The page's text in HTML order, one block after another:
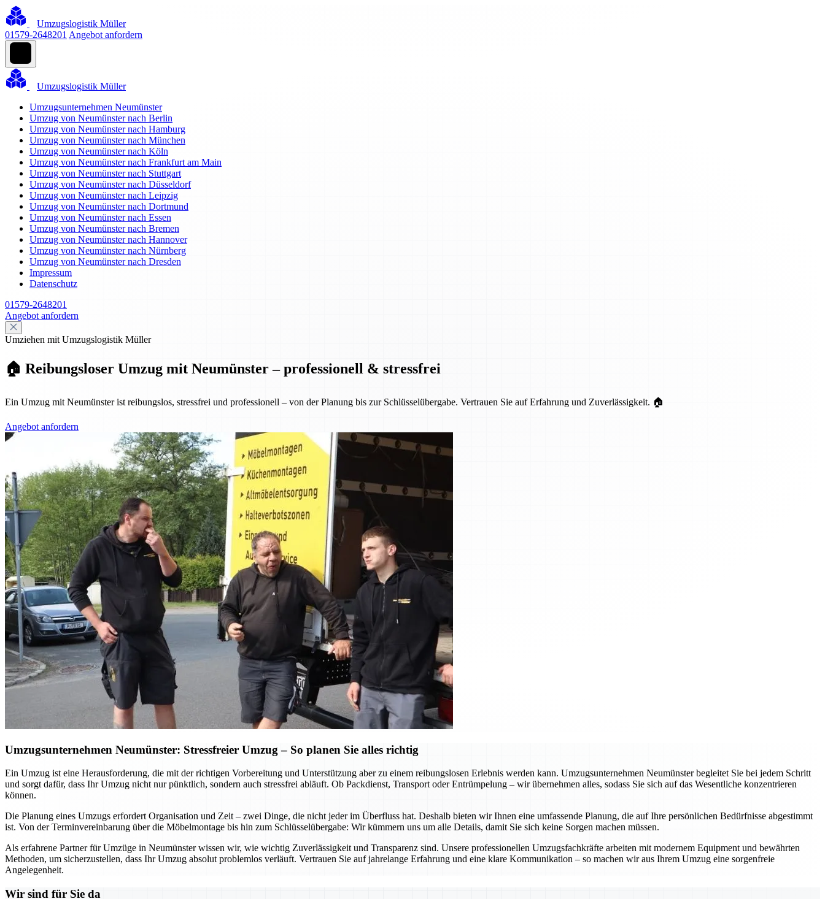
Umzugslogistik Müller
01579-2648201 Angebot anfordern
Umzugslogistik Müller
Umzugsunternehmen Neumünster
Umzug von Neumünster nach Berlin
Umzug von Neumünster nach Hamburg
Umzug von Neumünster nach München
Umzug von Neumünster nach Köln
Umzug von Neumünster nach Frankfurt am Main
Umzug von Neumünster nach Stuttgart
Umzug von Neumünster nach Düsseldorf
Umzug von Neumünster nach Leipzig
Umzug von Neumünster nach Dortmund
Umzug von Neumünster nach Essen
Umzug von Neumünster nach Bremen
Umzug von Neumünster nach Hannover
Umzug von Neumünster nach Nürnberg
Umzug von Neumünster nach Dresden
Impressum
Datenschutz
01579-2648201
Angebot anfordern
Umziehen mit Umzugslogistik Müller
🏠 Reibungsloser Umzug mit Neumünster – professionell & stressfrei
Ein Umzug mit Neumünster ist reibungslos, stressfrei und professionell – von der Planung bis zur Schlüsselübergabe. Vertrauen Sie auf Erfahrung und Zuverlässigkeit. 🏠
Angebot anfordern
Umzugsunternehmen Neumünster: Stressfreier Umzug – So planen Sie alles richtig
Ein Umzug ist eine Herausforderung, die mit der richtigen Vorbereitung und Unterstützung aber zu einem reibungslosen Erlebnis werden kann. Umzugsunternehmen Neumünster begleitet Sie bei jedem Schritt
und sorgt dafür, dass Ihr Umzug nicht nur pünktlich, sondern auch stressfrei abläuft. Ob Packdienst, Transport oder Entrümpelung – wir übernehmen alles, sodass Sie sich auf das Wesentliche konzentrieren
können.
Die Planung eines Umzugs erfordert Organisation und Zeit – zwei Dinge, die nicht jeder im Überfluss hat. Deshalb bieten wir Ihnen eine umfassende Planung, die auf Ihre persönlichen Bedürfnisse abgestimmt
ist. Von der Terminvereinbarung über die Möbelmontage bis hin zum Schlüsselübergabe: Wir kümmern uns um alle Details, damit Sie sich keine Sorgen machen müssen.
Als erfahrene Partner für Umzüge in Neumünster wissen wir, wie wichtig Zuverlässigkeit und Transparenz sind. Unsere professionellen Umzugsfachkräfte arbeiten mit modernem Equipment und bewährten
Methoden, um sicherzustellen, dass Ihr Umzug absolut problemlos verläuft. Vertrauen Sie auf jahrelange Erfahrung und eine klare Kommunikation – so machen wir aus Ihrem Umzug eine sorgenfreie
Angelegenheit.
Wir sind für Sie da